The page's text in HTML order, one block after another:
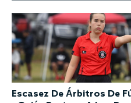
Escasez De Árbitros De